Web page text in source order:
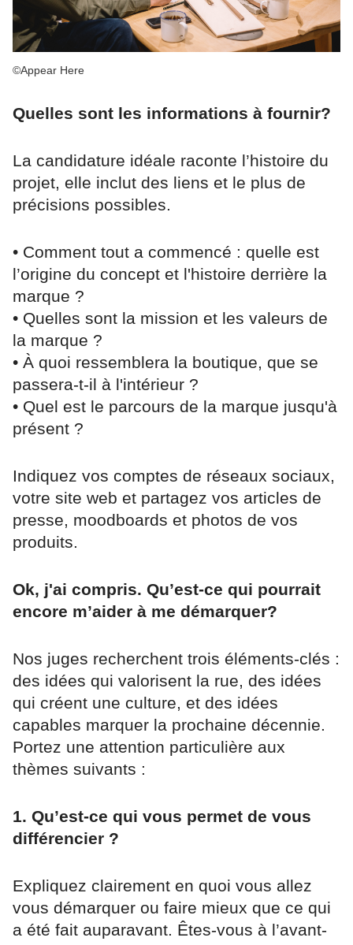
©Appear Here
Quelles sont les informations à fournir?
La candidature idéale raconte l’histoire du
projet, elle inclut des liens et le plus de
précisions possibles.
• Comment tout a commencé : quelle est
l’origine du concept et l'histoire derrière la
marque ?
• Quelles sont la mission et les valeurs de
la marque ?
• À quoi ressemblera la boutique, que se
passera-t-il à l'intérieur ?
• Quel est le parcours de la marque jusqu'à
présent ?
Indiquez vos comptes de réseaux sociaux,
votre site web et partagez vos articles de
presse, moodboards et photos de vos
produits.
Ok, j'ai compris. Qu’est-ce qui pourrait
encore m’aider à me démarquer?
Nos juges recherchent trois éléments-clés :
des idées qui valorisent la rue, des idées
qui créent une culture, et des idées
capables marquer la prochaine décennie.
Portez une attention particulière aux
thèmes suivants :
1. Qu’est-ce qui vous permet de vous
différencier ?
Expliquez clairement en quoi vous allez
vous démarquer ou faire mieux que ce qui
a été fait auparavant. Êtes-vous à l’avant-